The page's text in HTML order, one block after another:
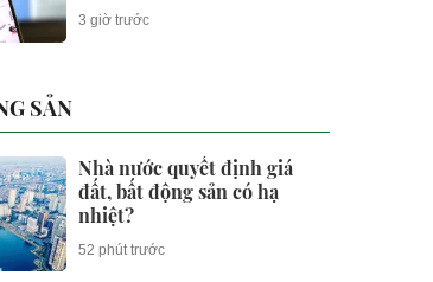
3 giờ trước
SẢN
Nhà nước quyết định giá
đất, bất động sản có hạ
nhiệt?
52 phút trước